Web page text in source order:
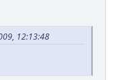
12:13:48